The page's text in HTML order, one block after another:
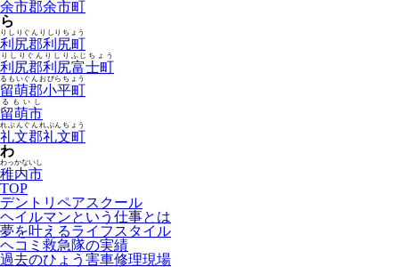
余市郡余市町
ら
利尻郡利尻町
りしりぐんりしりちょう
利尻郡利尻富士町
りしりぐんりしりふじちょう
留萌郡小平町
るもいぐんおびらちょう
留萌市
るもいし
礼文郡礼文町
れぶんぐんれぶんちょう
わ
稚内市
わっかないし
TOP
デントリペアスクール
ヘイルマンという仕事とは
夢を叶えるライフスタイル
ヘコミ救急隊の実績
過去のひょう害車修理現場